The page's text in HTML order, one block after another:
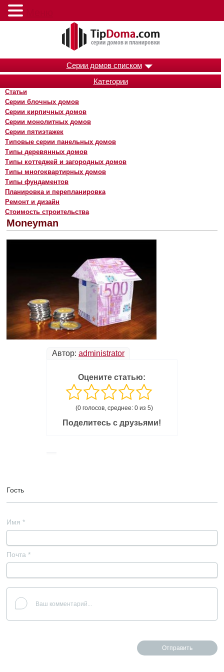
Серии домов списком
Категории
Статьи
Серии блочных домов
Серии кирпичных домов
Серии монолитных домов
Серии пятиэтажек
Типовые серии панельных домов
Типы деревянных домов
Типы коттеджей и загородных домов
Типы многоквартирных домов
Типы фундаментов
Планировка и перепланировка
Ремонт и дизайн
Стоимость строительства
Moneyman
Автор: administrator
Оцените статью:
(0 голосов, среднее: 0 из 5)
Поделитесь с друзьями!
Гость
Имя *
Почта *